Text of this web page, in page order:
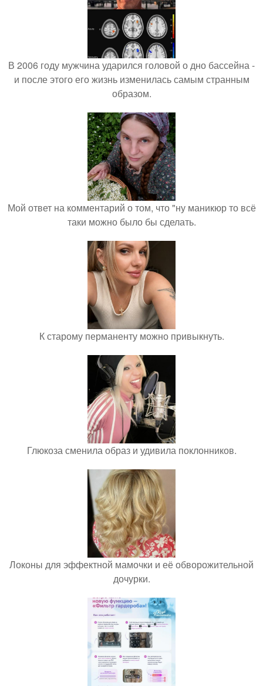
В 2006 году мужчина ударился головой о дно бассейна -
и после этого его жизнь изменилась самым странным
образом.
Мой ответ на комментарий о том, что "ну маникюр то всё
таки можно было бы сделать.
К старому перманенту можно привыкнуть.
Глюкоза сменила образ и удивила поклонников.
Локоны для эффектной мамочки и её обворожительной
дочурки.